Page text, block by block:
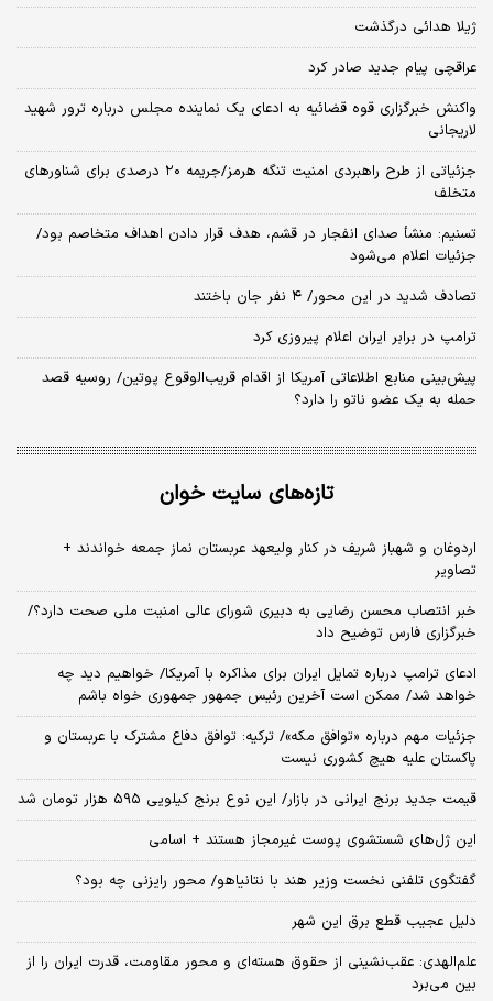
ژیلا هدائی درگذشت
عراقچی پیام جدید صادر کرد
واکنش خبرگزاری قوه قضائیه به ادعای یک نماینده مجلس درباره ترور شهید
لاریجانی
جزئیاتی از طرح راهبردی امنیت تنگه هرمز/جریمه ۲۰ درصدی برای شناورهای
متخلف
تسنیم: منشأ صدای انفجار در قشم، هدف قرار دادن اهداف متخاصم بود/
جزئیات اعلام می‌شود
تصادف شدید در این محور/ ۴ نفر جان باختند
ترامپ در برابر ایران اعلام پیروزی کرد
پیش‌بینی منابع اطلاعاتی آمریکا از اقدام قریب‌الوقوع پوتین/ روسیه قصد
حمله به یک عضو ناتو را دارد؟
تازه‌های سایت خوان
اردوغان و شهباز شریف در کنار ولیعهد عربستان نماز جمعه خواندند +
تصاویر
خبر انتصاب محسن رضایی به دبیری شورای عالی امنیت ملی صحت دارد؟/
خبرگزاری فارس توضیح داد
ادعای ترامپ درباره تمایل ایران برای مذاکره با آمریکا/ خواهیم دید چه
خواهد شد/ ممکن است آخرین رئیس‌ جمهور جمهوری خواه باشم
جزئیات مهم درباره «توافق مکه»/ ترکیه‌: توافق دفاع مشترک با عربستان و
پاکستان علیه هیچ کشوری نیست
قیمت جدید برنج ایرانی در بازار/ این نوع برنج کیلویی ۵۹۵ هزار تومان شد
این ژل‌های شستشوی پوست غیرمجاز هستند + اسامی
گفتگوی تلفنی نخست وزیر هند با نتانیاهو/ محور رایزنی چه بود؟
دلیل عجیب قطع برق این شهر
علم‌الهدی: عقب‌نشینی از حقوق هسته‌ای و محور مقاومت، قدرت ایران را از
بین می‌برد